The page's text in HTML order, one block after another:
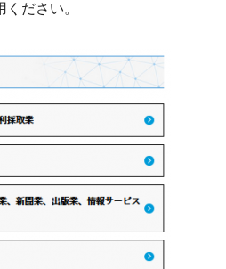
ださい。